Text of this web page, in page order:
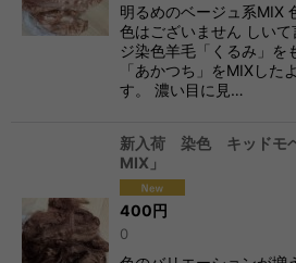
明るめのベージュ系MIX
色はございません しい
ジ染色羊毛「くるみ」を
「あかつち」をMIXした
す。 濃い目に見…
新入荷 染色 キッドモ
MIX」
400円
0